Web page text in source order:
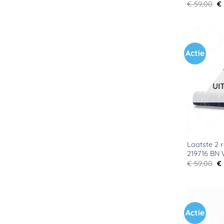
€59,00 €
Actie
Laatste 2
219716
€59,00 €
Actie